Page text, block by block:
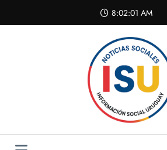
content
8:02:01 AM